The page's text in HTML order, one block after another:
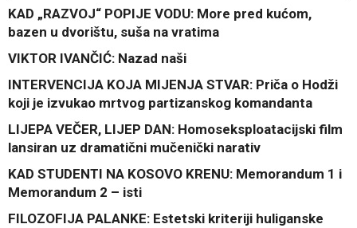
KAD „RAZVOJ“ POPIJE VODU: More pred kućom,
bazen u dvorištu, suša na vratima
VIKTOR IVANČIĆ: Nazad naši
INTERVENCIJA KOJA MIJENJA STVAR: Priča o Hodži
koji je izvukao mrtvog partizanskog komandanta
LIJEPA VEČER, LIJEP DAN: Homoseksploatacijski film
lansiran uz dramatični mučenički narativ
KAD STUDENTI NA KOSOVO KRENU: Memorandum 1 i
Memorandum 2 – isti
FILOZOFIJA PALANKE: Estetski kriteriji huliganske